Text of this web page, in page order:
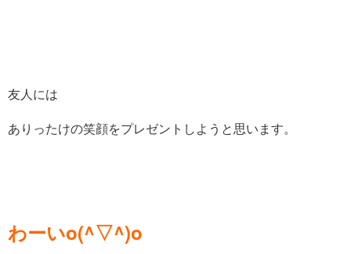
友人には
ありったけの笑顔をプレゼントしようと思います。
わーいo(^▽^)o